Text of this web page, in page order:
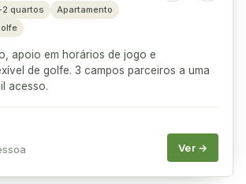
2 quartos
Apartamento
apoio em horários de jogo e
de golfe. 3 campos parceiros a uma
acesso.
Ver →